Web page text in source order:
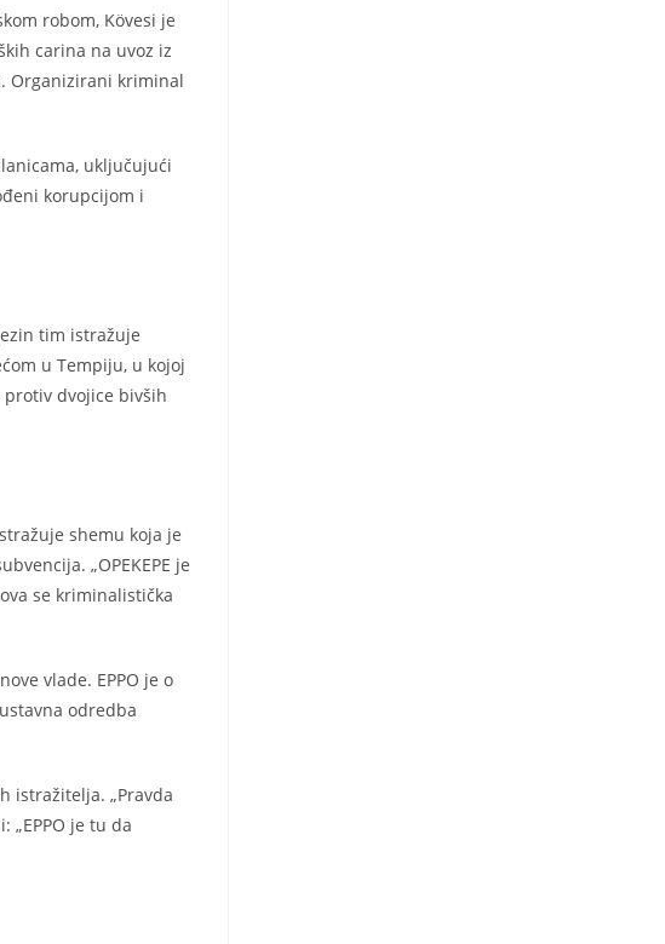
robom, Kövesi je
carina na uvoz iz
Organizirani kriminal
uključujući
korupcijom i
tim istražuje
u Tempiju, u kojoj
protiv dvojice bivših
shemu koja je
„OPEKEPE je
se kriminalistička
vlade. EPPO je o
odredba
istražitelja. „Pravda
„EPPO je tu da